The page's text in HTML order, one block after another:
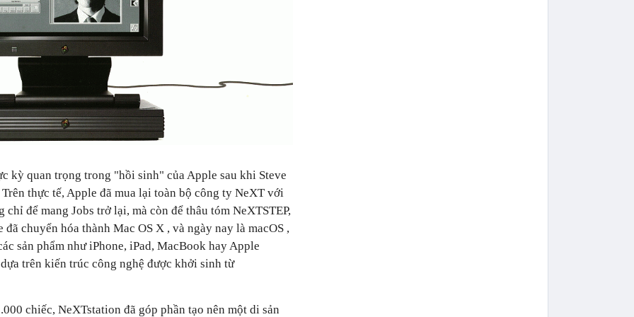
kỳ quan trọng trong "hồi sinh" của Apple sau khi Steve
thực tế, Apple đã mua lại toàn bộ công ty NeXT với
để mang Jobs trở lại, mà còn để thâu tóm NeXTSTEP,
đã chuyển hóa thành Mac OS X , và ngày nay là macOS ,
sản phẩm như iPhone, iPad, MacBook hay Apple
trên kiến trúc công nghệ được khởi sinh từ
chiếc, NeXTstation đã góp phần tạo nên một di sản